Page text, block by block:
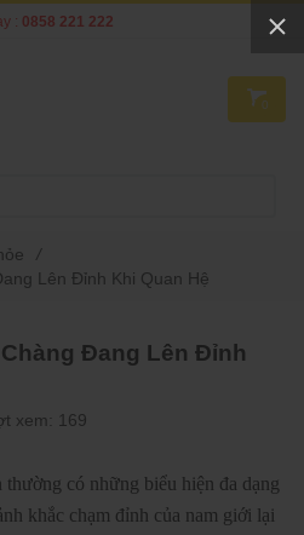
Đang Lên Đỉnh
xem: 169
có những biểu hiện đa dạng
khắc chạm đỉnh của nam giới lại
/
Lên Đỉnh Khi Quan Hệ
: 0858 221 222
0